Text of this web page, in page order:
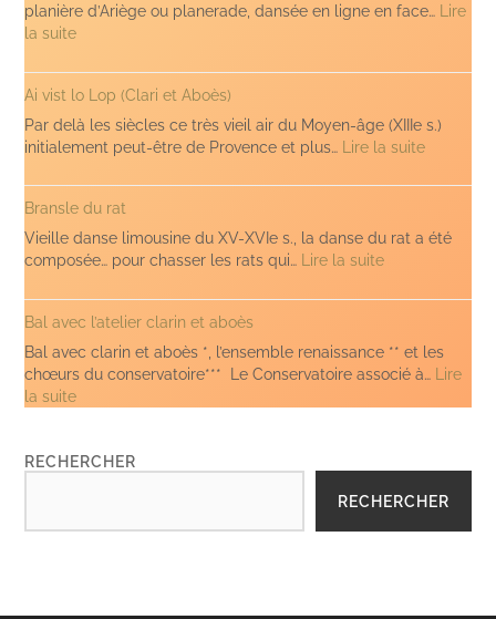
planière d’Ariège ou planerade, dansée en ligne en face… Lire
la suite:
montanha
(clarin
et
aboès)
Ai vist lo Lop (Clari et Aboès)
Par delà les siècles ce très vieil air du Moyen-âge (XIIIe s.)
initialement peut-être de Provence et plus… Lire la suite:
vist
Lop
Aboès)
Bransle du rat
Vieille danse limousine du XV-XVIe s., la danse du rat a été
composée… pour chasser les rats qui… Lire la suite:
du
Bal avec l’atelier clarin et aboès
Bal avec clarin et aboès *, l’ensemble renaissance ** et les
chœurs du conservatoire*** Le Conservatoire associé à… Lire
la suite:
l’atelier
aboès
RECHERCHER
RECHERCHER